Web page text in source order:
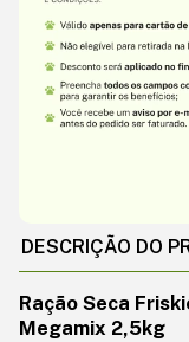
DESCRIÇÃO DO
Ração Seca
Megamix 2,5kg